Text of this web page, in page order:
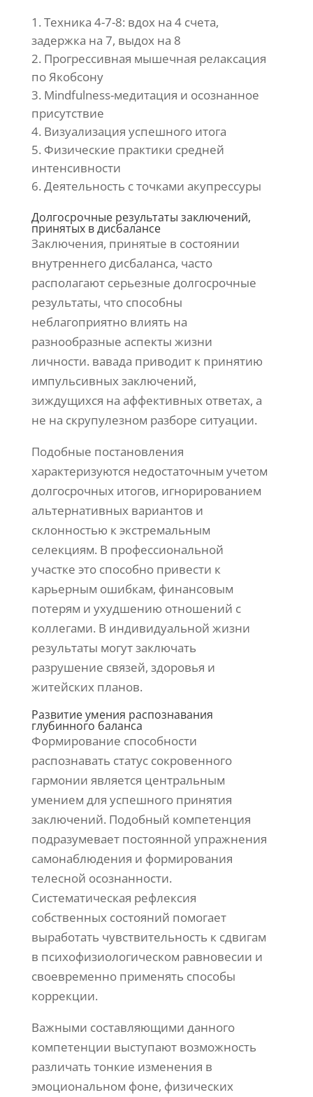
Техника 4-7-8: вдох на 4 счета,
задержка на 7, выдох на 8
Прогрессивная мышечная релаксация
по Якобсону
Mindfulness-медитация и осознанное
присутствие
Визуализация успешного итога
Физические практики средней
интенсивности
Деятельность с точками акупрессуры
Долгосрочные результаты заключений,
принятых в дисбалансе
Заключения, принятые в состоянии
внутреннего дисбаланса, часто
располагают серьезные долгосрочные
результаты, что способны
неблагоприятно влиять на
разнообразные аспекты жизни
личности. вавада приводит к принятию
импульсивных заключений,
зиждущихся на аффективных ответах, а
не на скрупулезном разборе ситуации.
Подобные постановления
характеризуются недостаточным учетом
долгосрочных итогов, игнорированием
альтернативных вариантов и
склонностью к экстремальным
селекциям. В профессиональной
участке это способно привести к
карьерным ошибкам, финансовым
потерям и ухудшению отношений с
коллегами. В индивидуальной жизни
результаты могут заключать
разрушение связей, здоровья и
житейских планов.
Развитие умения распознавания
глубинного баланса
Формирование способности
распознавать статус сокровенного
гармонии является центральным
умением для успешного принятия
заключений. Подобный компетенция
подразумевает постоянной упражнения
самонаблюдения и формирования
телесной осознанности.
Систематическая рефлексия
собственных состояний помогает
выработать чувствительность к сдвигам
в психофизиологическом равновесии и
своевременно применять способы
коррекции.
Важными составляющими данного
компетенции выступают возможность
различать тонкие изменения в
эмоциональном фоне, физических